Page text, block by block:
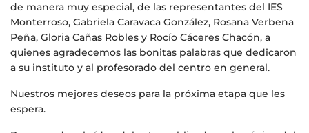
de manera muy especial, de las representantes del IES
Monterroso, Gabriela Caravaca González, Rosana Verbena
Peña, Gloria Cañas Robles y Rocío Cáceres Chacón, a
quienes agradecemos las bonitas palabras que dedicaron
a su instituto y al profesorado del centro en general.
Nuestros mejores deseos para la próxima etapa que les
espera.